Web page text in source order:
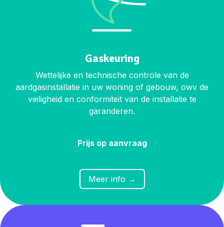
Gaskeuring
Wettelijke en technische controle van de
aardgasinstallatie in uw woning of gebouw, owv de
veiligheid en conformiteit van de installatie te
garanderen.
Prijs op aanvraag
​​Meerinfo →